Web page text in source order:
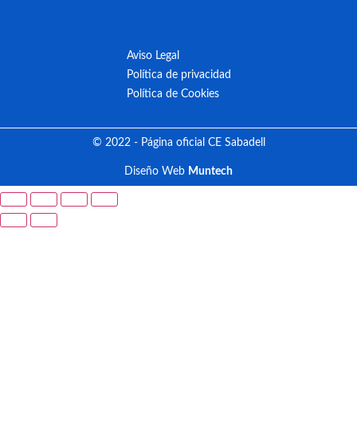
Aviso Legal
Política de privacidad
Política de Cookies
© 2022 - Página oficial CE Sabadell
Diseño Web Muntech